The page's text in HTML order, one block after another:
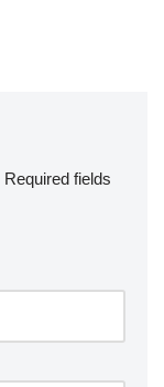
Required fields